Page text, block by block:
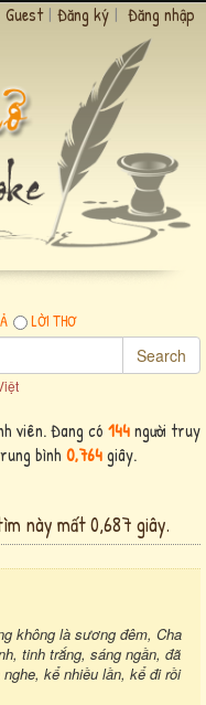
Guest | Đăng ký | Đăng nhập
LỜI THƠ
Search
viên. Đang có 144người truy
bình 0,764giây.
này mất 0,687 giây.
không là sương đêm, Cha
tinh trắng, sáng ngần, đã
kể nhiều lần, kể đi rồi